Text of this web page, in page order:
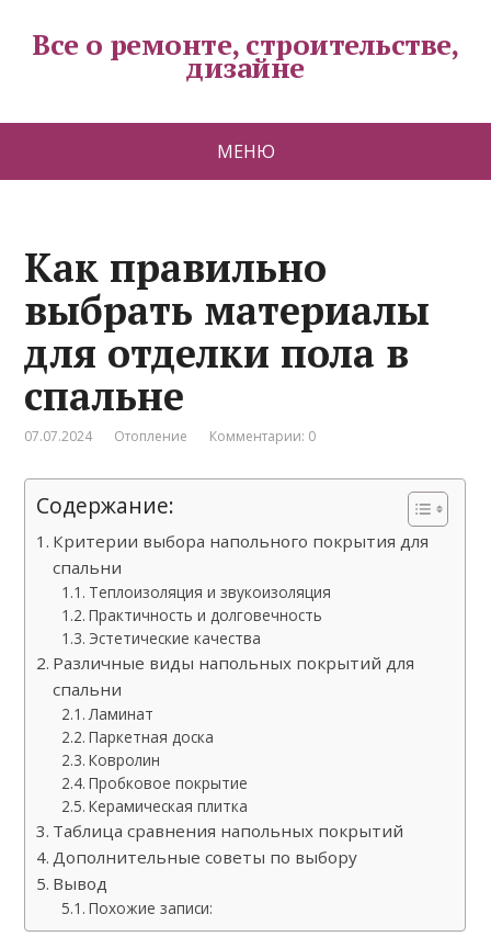
Все о ремонте, строительстве,
дизайне
МЕНЮ
Как правильно
выбрать материалы
для отделки пола в
спальне
07.07.2024 Отопление Комментарии: 0
Содержание:
Критерии выбора напольного покрытия для
спальни
Теплоизоляция и звукоизоляция
Практичность и долговечность
Эстетические качества
Различные виды напольных покрытий для
спальни
Ламинат
Паркетная доска
Ковролин
Пробковое покрытие
Керамическая плитка
Таблица сравнения напольных покрытий
Дополнительные советы по выбору
Вывод
Похожие записи: